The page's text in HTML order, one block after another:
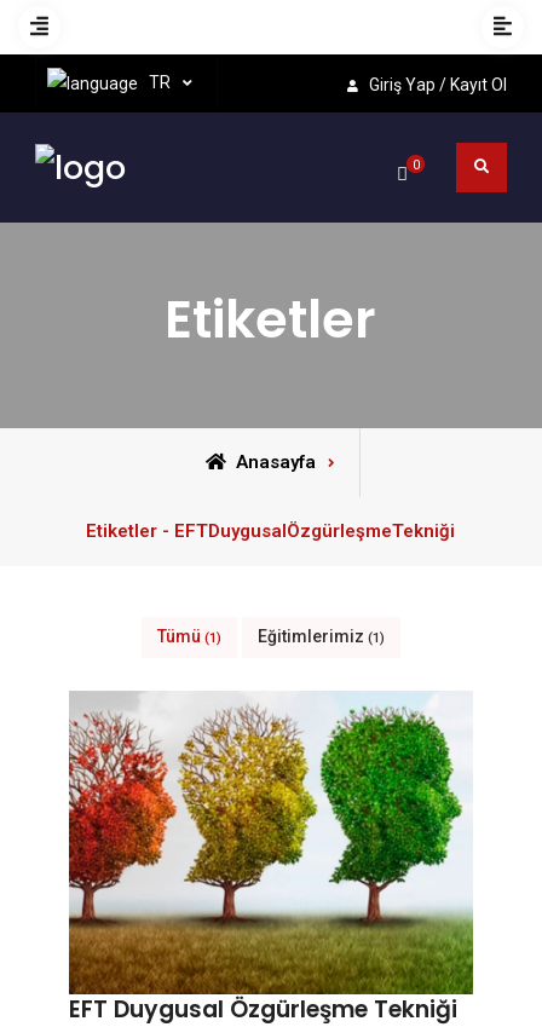
TR Giriş Yap / Kayıt Ol
0
Etiketler
Anasayfa
Etiketler - EFTDuygusalÖzgürleşmeTekniği
Tümü (1) Eğitimlerimiz (1)
EFT Duygusal Özgürleşme Tekniği